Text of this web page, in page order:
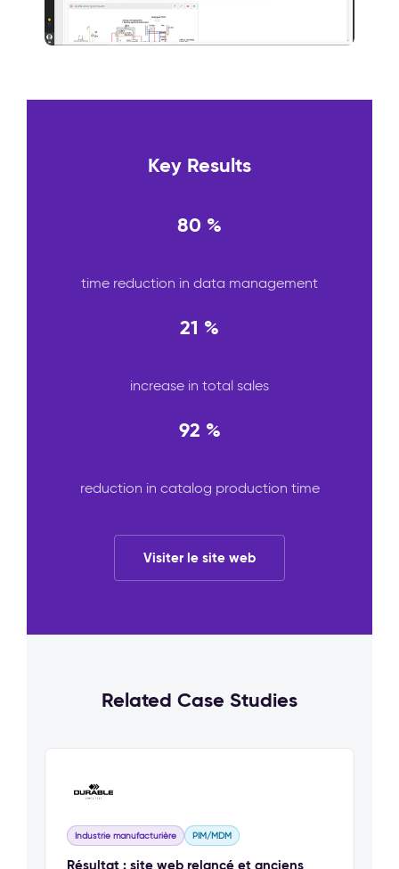
Key Results
80 %
time reduction in data management
21 %
increase in total sales
92 %
reduction in catalog production time
Visiter le site web
Related Case Studies
Industrie manufacturière PIM/MDM
Résultat : site web relancé et anciens